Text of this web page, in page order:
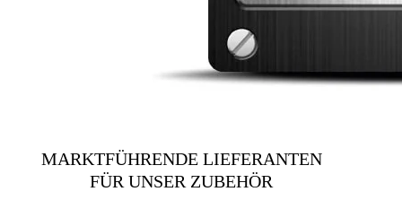
MARKTFÜHRENDE LIEFERANTEN
FÜR UNSER ZUBEHÖR